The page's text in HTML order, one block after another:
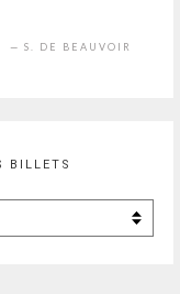
S. DE BEAUVOIR
BILLETS